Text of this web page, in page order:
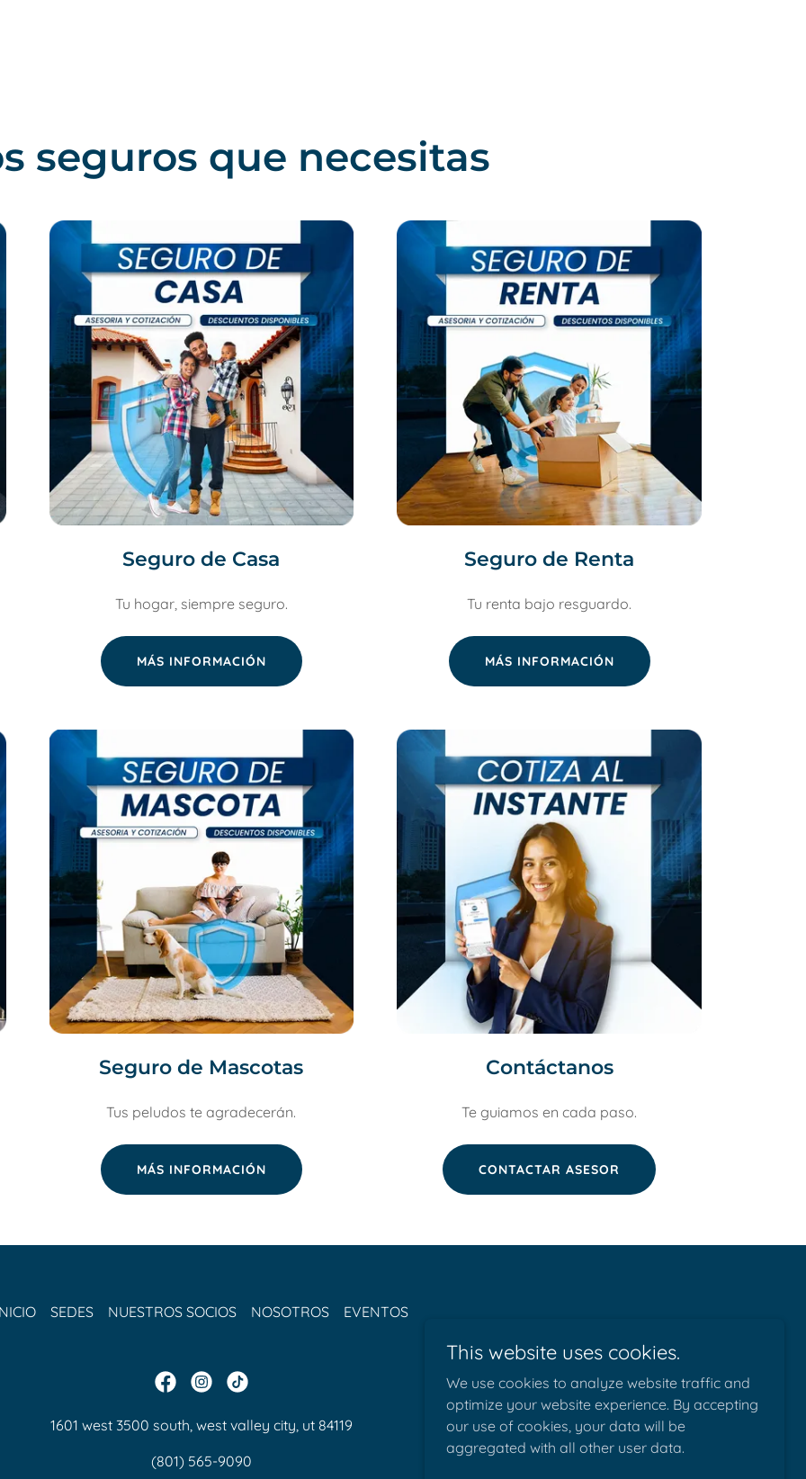
seguros que necesitas
Seguro de Casa
Tu hogar, siempre seguro.
MÁS INFORMACIÓN
Seguro de Renta
Tu renta bajo resguardo.
MÁS INFORMACIÓN
Seguro de Mascotas
Tus peludos te agradecerán.
MÁS INFORMACIÓN
Contáctanos
Te guiamos en cada paso.
CONTACTAR ASESOR
SEDES NUESTROS SOCIOS NOSOTROS EVENTOS
1601 west 3500 south, west valley city, ut 84119
(801) 565-9090
This website uses cookies.
We use cookies to analyze website traffic and
optimize your website experience. By accepting
our use of cookies, your data will be
aggregated with all other user data.